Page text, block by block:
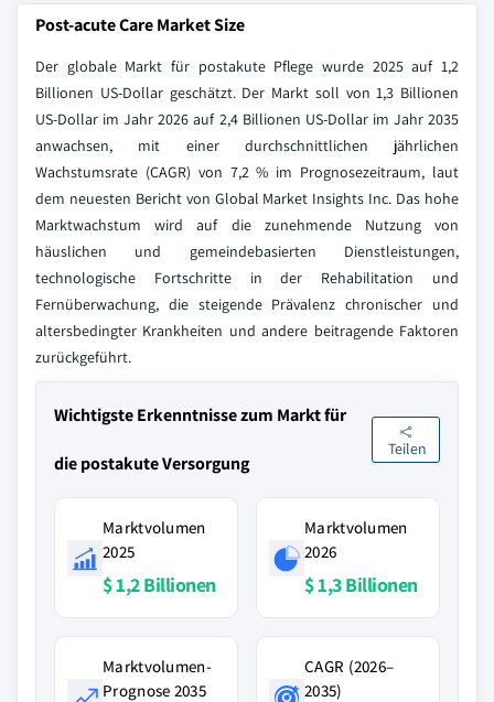
Post-acute Care Market Size
Der globale Markt für postakute Pflege wurde 2025 auf 1,2
Billionen US-Dollar geschätzt. Der Markt soll von 1,3 Billionen
US-Dollar im Jahr 2026 auf 2,4 Billionen US-Dollar im Jahr 2035
anwachsen, mit einer durchschnittlichen jährlichen
Wachstumsrate (CAGR) von 7,2 % im Prognosezeitraum, laut
dem neuesten Bericht von Global Market Insights Inc. Das hohe
Marktwachstum wird auf die zunehmende Nutzung von
häuslichen und gemeindebasierten Dienstleistungen,
technologische Fortschritte in der Rehabilitation und
Fernüberwachung, die steigende Prävalenz chronischer und
altersbedingter Krankheiten und andere beitragende Faktoren
zurückgeführt.
Wichtigste Erkenntnisse zum Markt für
die postakute Versorgung
Teilen
Marktvolumen
2025
$ 1,2 Billionen
Marktvolumen
2026
$ 1,3 Billionen
Marktvolumen-
Prognose 2035
CAGR (2026–
2035)